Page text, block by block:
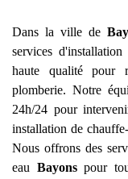
Dans la ville de
services
haute qualité pour
plomberie. Notre
24h/24 pour
installation de
Nous offrons des
eau Bayonspour